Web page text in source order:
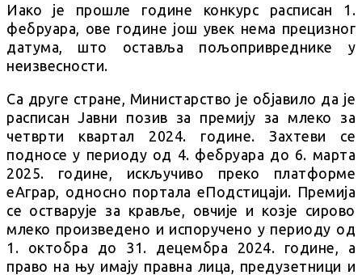
Иако је прошле године конкурс расписан 1.
фебруара, ове године још увек нема прецизног
датума, што оставља пољопривреднике у
неизвесности.
Са друге стране, Министарство је објавило да је
расписан Јавни позив за премију за млеко за
четврти квартал 2024. године. Захтеви се
подносе у периоду од 4. фебруара до 6. марта
2025. године, искључиво преко платформе
еАграр, односно портала еПодстицаји. Премија
се остварује за кравље, овчије и козје сирово
млеко произведено и испоручено у периоду од
1. октобра до 31. децембра 2024. године, а
право на њу имају правна лица, предузетници и